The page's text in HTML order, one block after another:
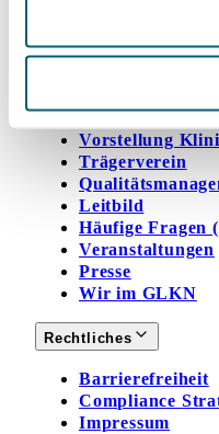
Vorstellung
Trägerverein
Leitbild
Häufige Fragen
Veranstaltungen
Presse
Wir im GLKN
Rechtliches
Barrierefreiheit
Compliance
Impressum